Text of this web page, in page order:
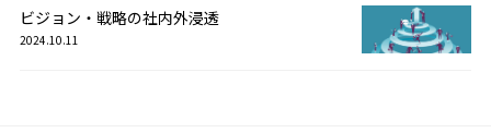
ビジョン・戦略の社内外浸透
2024.10.11